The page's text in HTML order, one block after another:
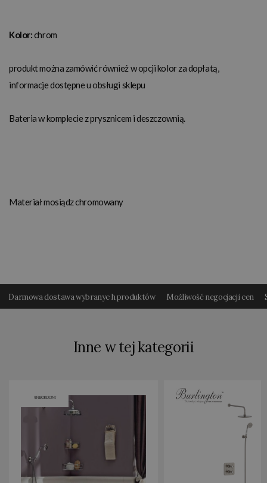
Kolor:chrom
produkt można zamówić również w opcji kolor za dopłatą,
informacje dostępne u obsługi sklepu
Bateria w komplecie z prysznicem i deszczownią.
Materiał mosiądz chromowany
Darmowa dostawa wybranyc h produktów Możliwość negocjacji cen
Inne w tej kategorii